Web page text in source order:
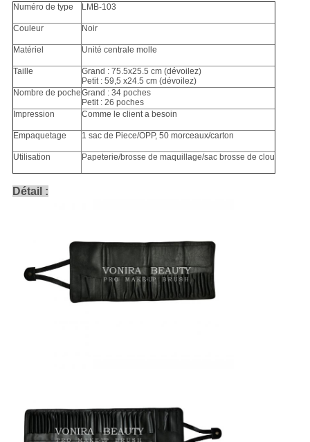
Numéro de type LMB-103
Couleur Noir
Matériel Unité centrale molle
Taille
Grand : 75.5x25.5 cm (dévoilez)
Petit : 59,5 x24.5 cm (dévoilez)
Nombre de pocheGrand : 34 poches
Petit : 26 poches
Impression
Comme le client a besoin
Empaquetage 1 sac de Piece/OPP, 50 morceaux/carton
Utilisation Papeterie/brosse de maquillage/sac brosse de clou
Détail :